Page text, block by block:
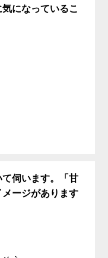
になっているこ
伺います。「甘
ージがあります